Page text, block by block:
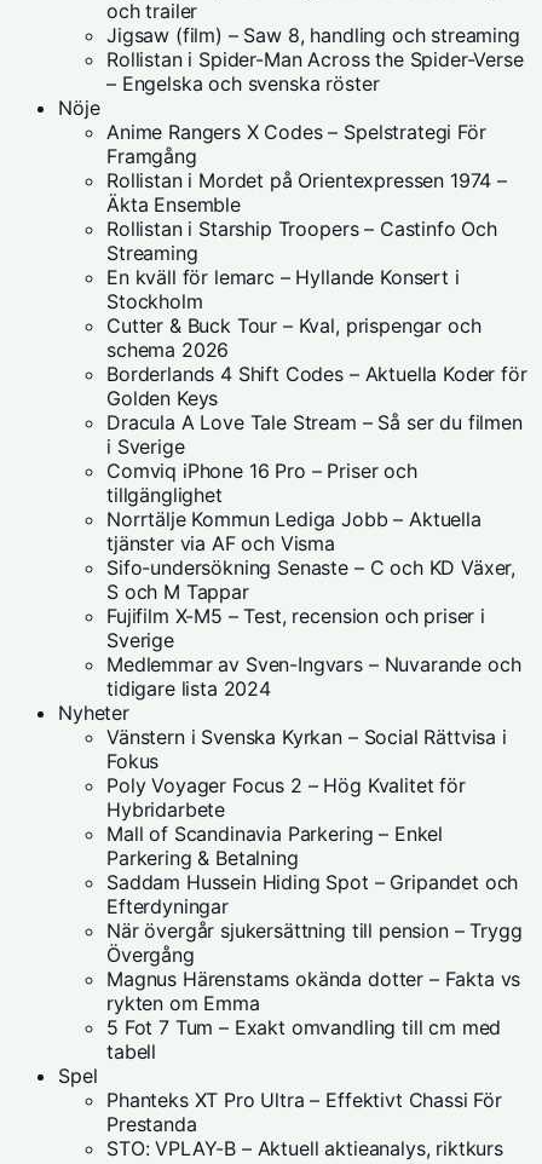
och trailer
Jigsaw (film) – Saw 8, handling och streaming
Rollistan i Spider-Man Across the Spider-Verse
– Engelska och svenska röster
Nöje
Anime Rangers X Codes – Spelstrategi För
Framgång
Rollistan i Mordet på Orientexpressen 1974 –
Äkta Ensemble
Rollistan i Starship Troopers – Castinfo Och
Streaming
En kväll för lemarc – Hyllande Konsert i
Stockholm
Cutter & Buck Tour – Kval, prispengar och
schema 2026
Borderlands 4 Shift Codes – Aktuella Koder för
Golden Keys
Dracula A Love Tale Stream – Så ser du filmen
i Sverige
Comviq iPhone 16 Pro – Priser och
tillgänglighet
Norrtälje Kommun Lediga Jobb – Aktuella
tjänster via AF och Visma
Sifo-undersökning Senaste – C och KD Växer,
S och M Tappar
Fujifilm X-M5 – Test, recension och priser i
Sverige
Medlemmar av Sven-Ingvars – Nuvarande och
tidigare lista 2024
Nyheter
Vänstern i Svenska Kyrkan – Social Rättvisa i
Fokus
Poly Voyager Focus 2 – Hög Kvalitet för
Hybridarbete
Mall of Scandinavia Parkering – Enkel
Parkering & Betalning
Saddam Hussein Hiding Spot – Gripandet och
Efterdyningar
När övergår sjukersättning till pension – Trygg
Övergång
Magnus Härenstams okända dotter – Fakta vs
rykten om Emma
5 Fot 7 Tum – Exakt omvandling till cm med
tabell
Spel
Phanteks XT Pro Ultra – Effektivt Chassi För
Prestanda
STO: VPLAY-B – Aktuell aktieanalys, riktkurs